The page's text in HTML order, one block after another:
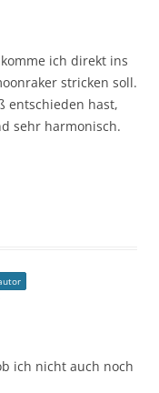
ich direkt ins
stricken soll.
entschieden hast,
sehr harmonisch.
ich nicht auch noch